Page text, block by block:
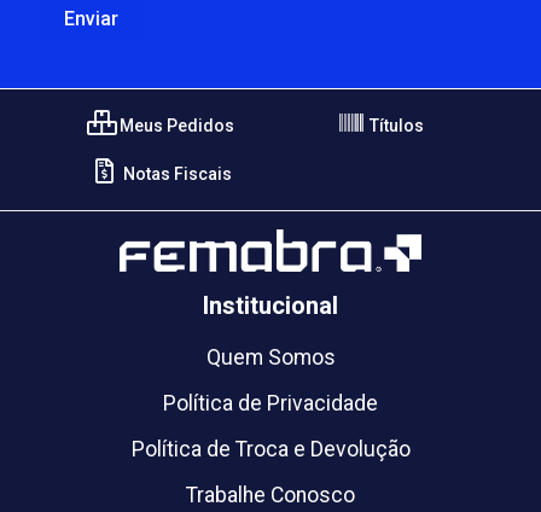
Meus Pedidos Títulos
Notas Fiscais
Institucional
Quem Somos
Política de Privacidade
Política de Troca e Devolução
Trabalhe Conosco